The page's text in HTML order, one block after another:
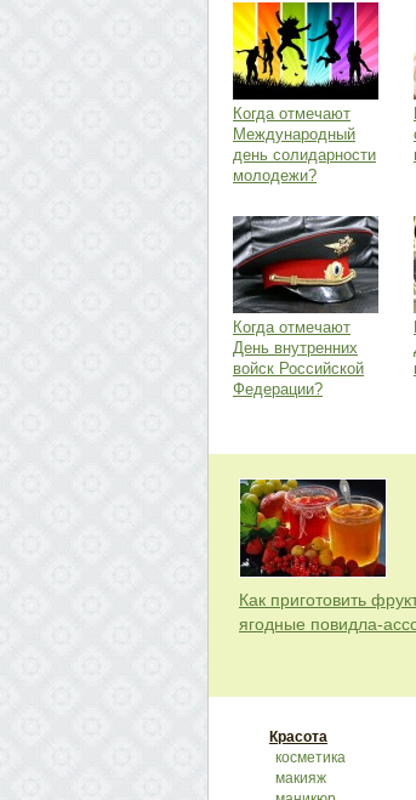
Когда отмечают
Международный
день солидарности
молодежи?
Когда отмечают
День внутренних
войск Российской
Федерации?
Как приготовить
ягодные повидла-
Красота
косметика
макияж